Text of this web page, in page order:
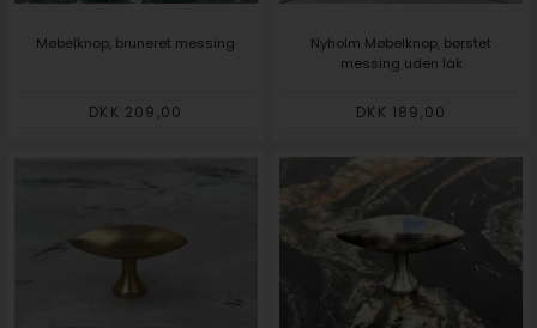
Møbelknop, bruneret messing
DKK 209,00
Nyholm Møbelknop, børstet
messing uden lak
DKK 189,00